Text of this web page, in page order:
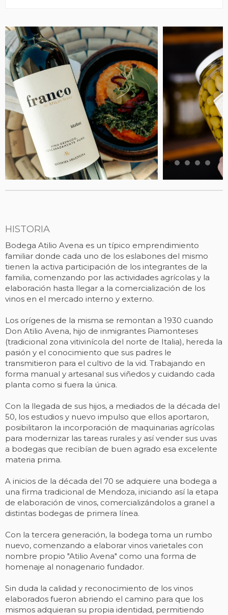
HISTORIA
Bodega Atilio Avena es un típico emprendimiento
familiar donde cada uno de los eslabones del mismo
tienen la activa participación de los integrantes de la
familia, comenzando por las actividades agrícolas y la
elaboración hasta llegar a la comercialización de los
vinos en el mercado interno y externo.
Los orígenes de la misma se remontan a 1930 cuando
Don Atilio Avena, hijo de inmigrantes Piamonteses
(tradicional zona vitivinícola del norte de Italia), hereda la
pasión y el conocimiento que sus padres le
transmitieron para el cultivo de la vid. Trabajando en
forma manual y artesanal sus viñedos y cuidando cada
planta como si fuera la única.
Con la llegada de sus hijos, a mediados de la década del
50, los estudios y nuevo impulso que ellos aportaron,
posibilitaron la incorporación de maquinarias agrícolas
para modernizar las tareas rurales y así vender sus uvas
a bodegas que recibían de buen agrado esa excelente
materia prima.
A inicios de la década del 70 se adquiere una bodega a
una firma tradicional de Mendoza, iniciando así la etapa
de elaboración de vinos, comercializándolos a granel a
distintas bodegas de primera línea.
Con la tercera generación, la bodega toma un rumbo
nuevo, comenzando a elaborar vinos varietales con
nombre propio "Atilio Avena" como una forma de
homenaje al nonagenario fundador.
Sin duda la calidad y reconocimiento de los vinos
elaborados fueron abriendo el camino para que los
mismos adquieran su propia identidad, permitiendo